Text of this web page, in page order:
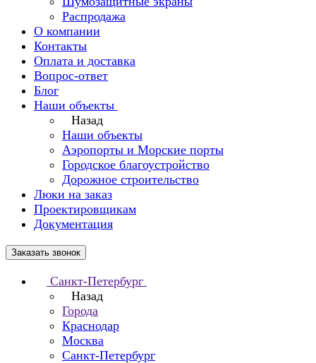
Распродажа
О компании
Контакты
Оплата и доставка
Вопрос-ответ
Блог
Наши объекты
Назад
Наши объекты
Аэропорты и Морские порты
Городское благоустройство
Дорожное строительство
Люки на заказ
Проектировщикам
Документация
Заказать звонок
Санкт-Петербург
Назад
Города
Краснодар
Москва
Санкт-Петербург